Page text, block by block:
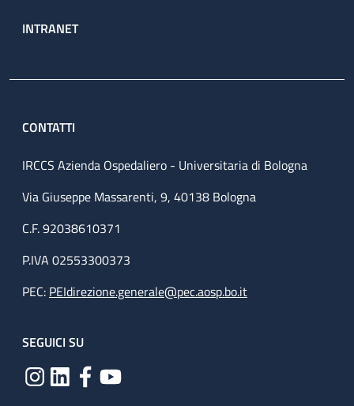
INTRANET
CONTATTI
IRCCS Azienda Ospedaliero - Universitaria di Bologna
Via Giuseppe Massarenti, 9, 40138 Bologna
C.F. 92038610371
P.IVA 02553300373
PEC: PEIdirezione.generale@pec.aosp.bo.it
SEGUICI SU